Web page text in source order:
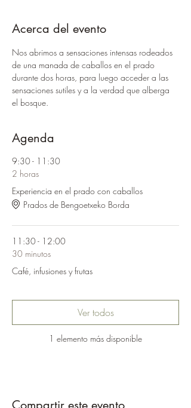
Acerca del evento
Nos abrimos a sensaciones intensas rodeados
de una manada de caballos en el prado
durante dos horas, para luego acceder a las
sensaciones sutiles y a la verdad que alberga
el bosque.
Agenda
9:30 - 11:30
2 horas
Experiencia en el prado con caballos
Prados de Bengoetxeko Borda
11:30 - 12:00
30 minutos
Café, infusiones y frutas
1 elemento más disponible
Ver todos